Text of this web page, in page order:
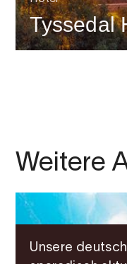
Tyssedal
Weitere
Unsere